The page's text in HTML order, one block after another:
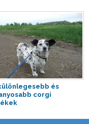
és
corgi